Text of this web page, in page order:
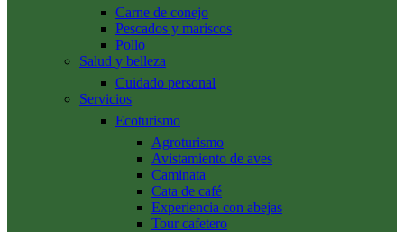
Carne de conejo
Pescados y mariscos
Pollo
Salud y belleza
Cuidado personal
Servicios
Ecoturismo
Agroturismo
Avistamiento de aves
Caminata
Cata de café
Experiencia con abejas
Tour cafetero